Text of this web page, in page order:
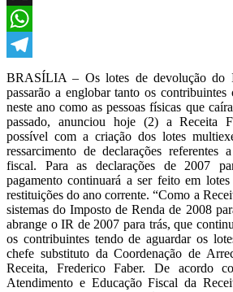
X
WhatsApp
Telegram
BRASÍLIA – Os lotes de devolução do
passarão a englobar tanto os
neste ano como as pessoas físicas que
passado, anunciou hoje (2) a Receita
possível com a criação dos lotes
ressarcimento de declarações
fiscal. Para as declarações de 2007
pagamento continuará a ser feito em lotes
restituições do ano corrente. “Como a
sistemas do Imposto de Renda de 2008
abrange o IR de 2007 para trás, que
os contribuintes tendo de aguardar os
chefe substituto da Coordenação de
Receita, Frederico Faber. De acordo
Atendimento e Educação Fiscal da